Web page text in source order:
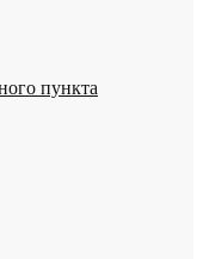
пункта